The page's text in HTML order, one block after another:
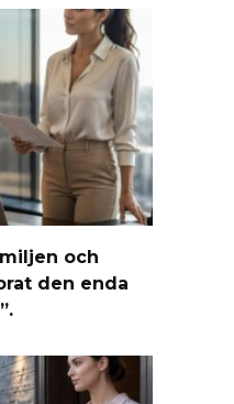
och
den enda